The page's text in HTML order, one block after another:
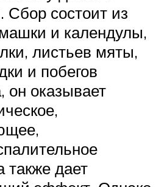
Сбор состоит из
и календулы,
листьев мяты,
и побегов
он оказывает
также дает